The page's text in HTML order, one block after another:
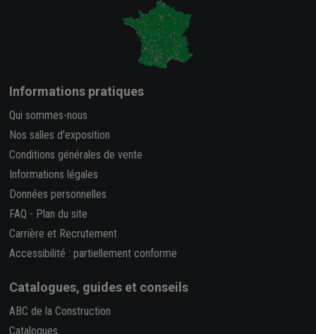
Informations pratiques
Qui sommes-nous
Nos salles d'exposition
Conditions générales de vente
Informations légales
Données personnelles
FAQ - Plan du site
Carrière et Recrutement
Accessibilité : partiellement conforme
Catalogues, guides et conseils
ABC de la Construction
Catalogues